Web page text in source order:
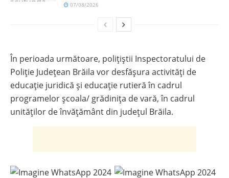
07/08/2026
În perioada următoare, polițiștii Inspectoratului de
Poliție Județean Brăila vor desfășura activități de
educație juridică și educație rutieră în cadrul
programelor școala/ grădinița de vară, în cadrul
unităților de învățământ din județul Brăila.